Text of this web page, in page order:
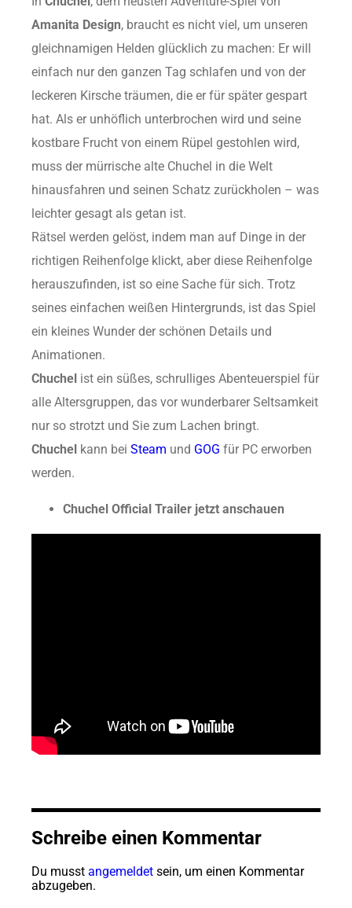
Amanita Design, braucht es nicht viel, um unseren
gleichnamigen Helden glücklich zu machen: Er will
einfach nur den ganzen Tag schlafen und von der
leckeren Kirsche träumen, die er für später gespart
hat. Als er unhöflich unterbrochen wird und seine
kostbare Frucht von einem Rüpel gestohlen wird,
muss der mürrische alte Chuchel in die Welt
hinausfahren und seinen Schatz zurückholen – was
leichter gesagt als getan ist.
Rätsel werden gelöst, indem man auf Dinge in der
richtigen Reihenfolge klickt, aber diese Reihenfolge
herauszufinden, ist so eine Sache für sich. Trotz
seines einfachen weißen Hintergrunds, ist das Spiel
ein kleines Wunder der schönen Details und
Animationen.
Chuchel ist ein süßes, schrulliges Abenteuerspiel für
alle Altersgruppen, das vor wunderbarer Seltsamkeit
nur so strotzt und Sie zum Lachen bringt.
Chuchel kann bei Steam und GOG für PC erworben
werden.
Chuchel Official Trailer jetzt anschauen
Schreibe einen Kommentar
Du musst angemeldet sein, um einen Kommentar
abzugeben.